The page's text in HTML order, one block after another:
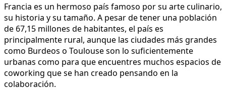
Francia es un hermoso país famoso por su arte culinario,
su historia y su tamaño. A pesar de tener una población
de 67,15 millones de habitantes, el país es
principalmente rural, aunque las ciudades más grandes
como Burdeos o Toulouse son lo suficientemente
urbanas como para que encuentres muchos espacios de
coworking que se han creado pensando en la
colaboración.